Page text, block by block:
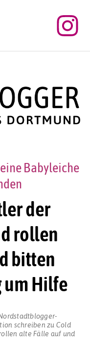
der
rollen
bitten
um Hilfe
Babyleiche
schreiben zu Cold
alte Fälle auf und